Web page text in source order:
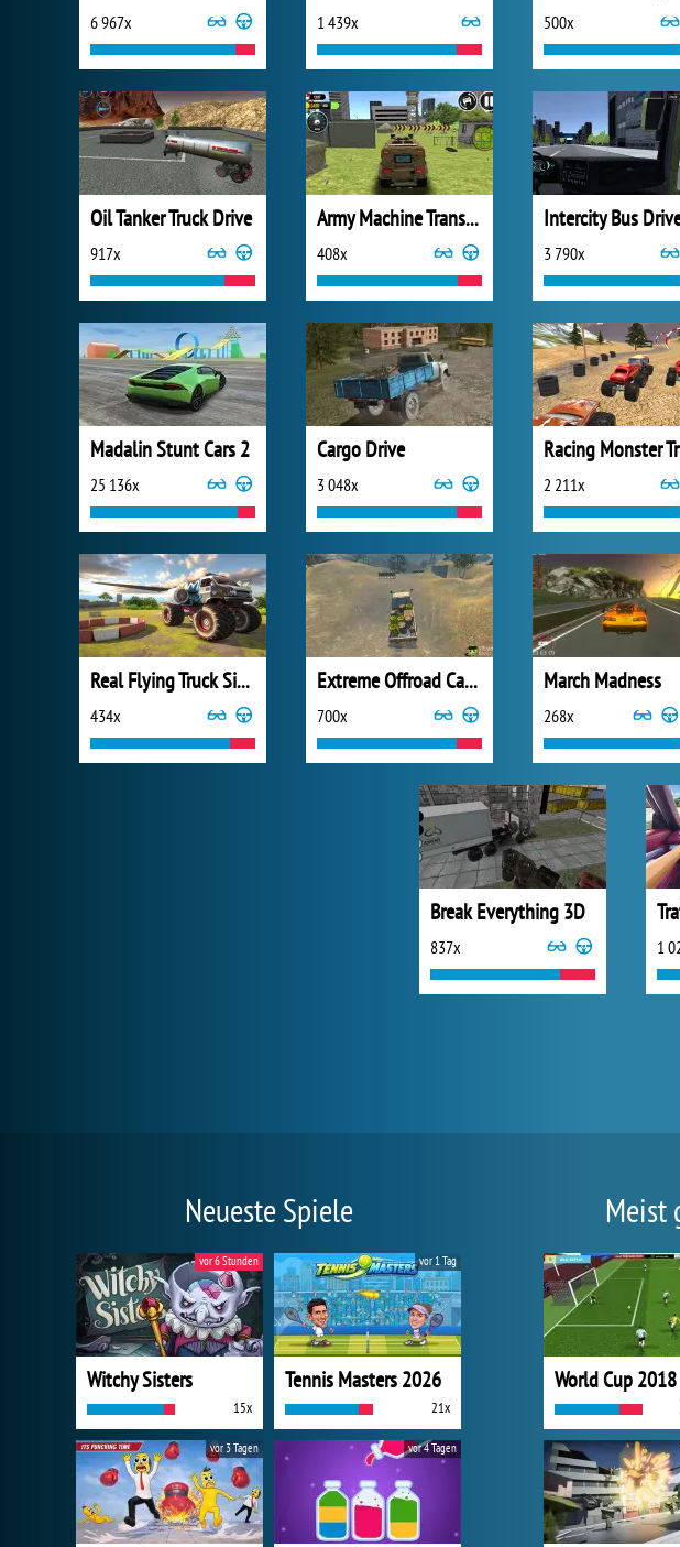
6 967x 1 439x 500x
Oil Tanker Truck Drive
917x
Army Machine Transporter Truck
408x 3 790x
Madalin Stunt Cars 2
25 136x
Cargo Drive
3 048x 2 211x
Real Flying Truck Simulator 3D
434x
Extreme Offroad Cars 3: Cargo
700x
March Madness
268x
Break Everything 3D
837x 1
Neueste Spiele
Witchy Sisters
15x
vor 6 Stunden
Tennis Masters 2026
21x
vor 1 Tag
vor 3 Tagen vor 4 Tagen
Meist
World Cup 2018